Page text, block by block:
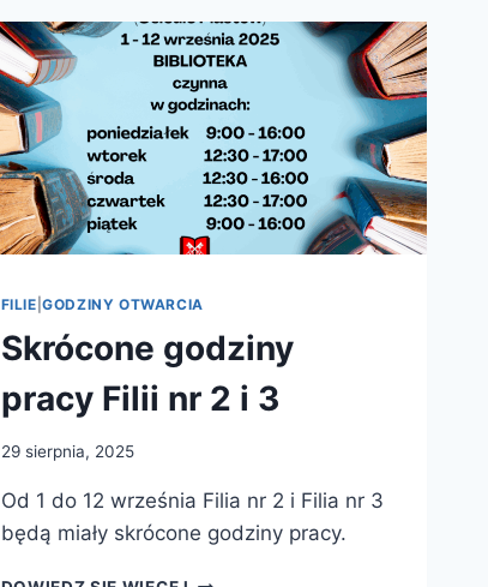
FILIE |GODZINY OTWARCIA
Skrócone godziny
pracy Filii nr 2 i 3
29 sierpnia, 2025
Od 1 do 12 września Filia nr 2 i Filia nr 3
będą miały skrócone godziny pracy.
SKRÓCONE